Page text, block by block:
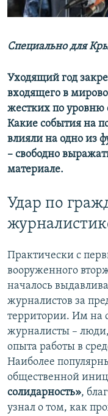
УКРАИНСКАЯ
Специально для
Уходящий год
входящего в
жестких по уровню
Какие события на
влияли на одно из
– свободно
материале.
Удар по
Практически с
вооруженного
началось
журналистов за
территории. Им на
журналисты –
опыта работы в
Наиболее
общественной
солидарность»,
узнал о том, как